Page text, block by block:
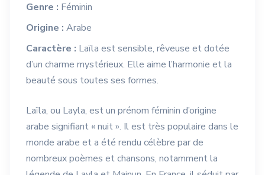
Genre : Féminin
Origine : Arabe
Caractère : Laïla est sensible, rêveuse et dotée
d’un charme mystérieux. Elle aime l’harmonie et la
beauté sous toutes ses formes.
Laïla, ou Layla, est un prénom féminin d’origine
arabe signifiant « nuit ». Il est très populaire dans le
monde arabe et a été rendu célèbre par de
nombreux poèmes et chansons, notamment la